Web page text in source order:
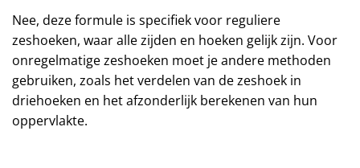
Nee, deze formule is specifiek voor reguliere
zeshoeken, waar alle zijden en hoeken gelijk zijn. Voor
onregelmatige zeshoeken moet je andere methoden
gebruiken, zoals het verdelen van de zeshoek in
driehoeken en het afzonderlijk berekenen van hun
oppervlakte.